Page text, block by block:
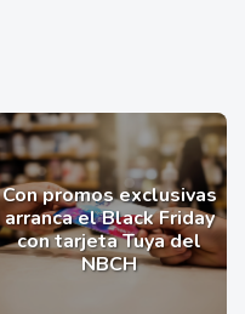
Con promos exclusivas
arranca el Black Friday
con tarjeta Tuya del
NBCH